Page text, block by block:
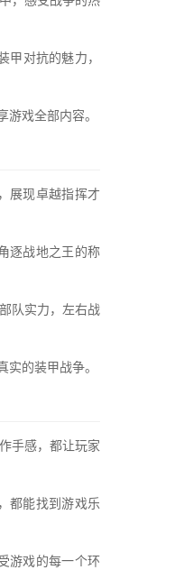
对抗的魅力，
戏全部内容。
展现卓越指挥才
逐战地之王的称
队实力，左右战
的装甲战争。
手感，都让玩家
都能找到游戏乐
游戏的每一个环